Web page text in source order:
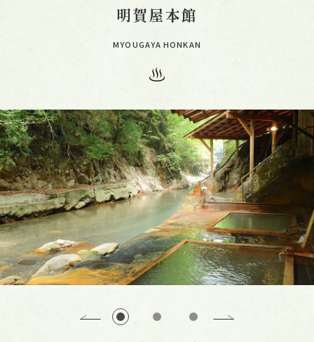
「地・温泉」の湯守たち・お宿一覧
明賀屋本館
MYOUGAYA HONKAN